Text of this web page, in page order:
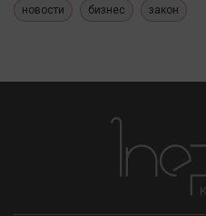
новости бизнес закон